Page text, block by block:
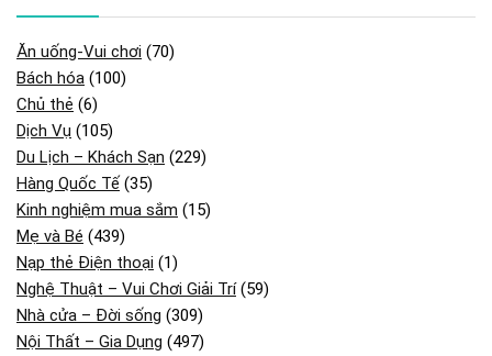
Ăn uống-Vui chơi (70)
Bách hóa (100)
Chủ thẻ (6)
Dịch Vụ (105)
Du Lịch – Khách Sạn (229)
Hàng Quốc Tế (35)
Kinh nghiệm mua sắm (15)
Mẹ và Bé (439)
Nạp thẻ Điện thoại (1)
Nghệ Thuật – Vui Chơi Giải Trí(59)
Nhà cửa – Đời sống (309)
Nội Thất – Gia Dụng (497)